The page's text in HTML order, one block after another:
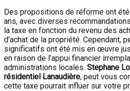
Des propositions de réforme ont
ans, avec diverses
la taxe en fonction du revenu des
d'achat de la propriété. Cependant,
significatifs ont été mis en œuvre
en raison de l'appui financier
administrations locales. Stephane
résidentiel Lanaudière, peut vous
cette taxe pourrait influer sur votre